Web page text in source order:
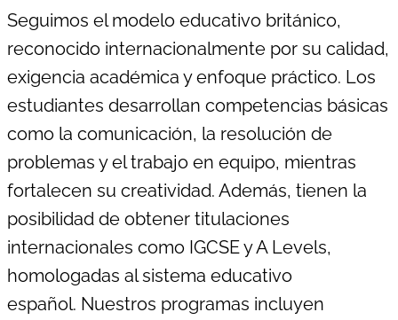
Seguimos el modelo educativo británico,
reconocido internacionalmente por su calidad,
exigencia académica y enfoque práctico. Los
estudiantes desarrollan competencias básicas
como la comunicación, la resolución de
problemas y el trabajo en equipo, mientras
fortalecen su creatividad. Además, tienen la
posibilidad de obtener titulaciones
internacionales como IGCSE y A Levels,
homologadas al sistema educativo
español. Nuestros programas incluyen